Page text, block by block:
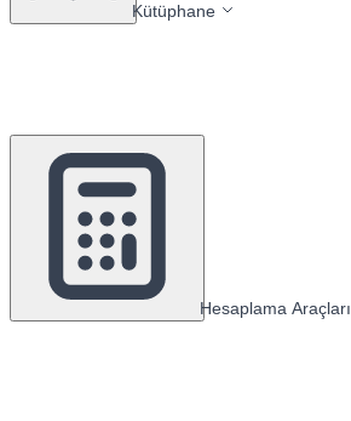
Kütüphane
Hesaplama Araçları